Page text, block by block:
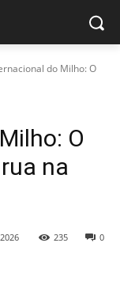
do Milho: O
O
na
0
235